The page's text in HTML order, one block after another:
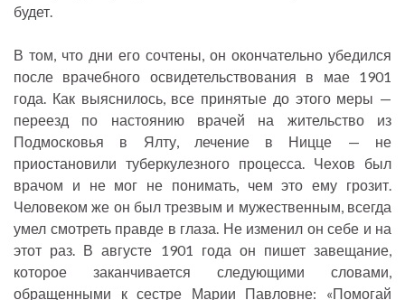
будет.
В том, что дни его сочтены, он окончательно убедился
после врачебного освидетельствования в мае 1901
года. Как выяснилось, все принятые до этого меры —
переезд по настоянию врачей на жительство из
Подмосковья в Ялту, лечение в Ницце — не
приостановили туберкулезного процесса. Чехов был
врачом и не мог не понимать, чем это ему грозит.
Человеком же он был трезвым и мужественным, всегда
умел смотреть правде в глаза. Не изменил он себе и на
этот раз. В августе 1901 года он пишет завещание,
которое заканчивается следующими словами,
обращенными к сестре Марии Павловне: «Помогай